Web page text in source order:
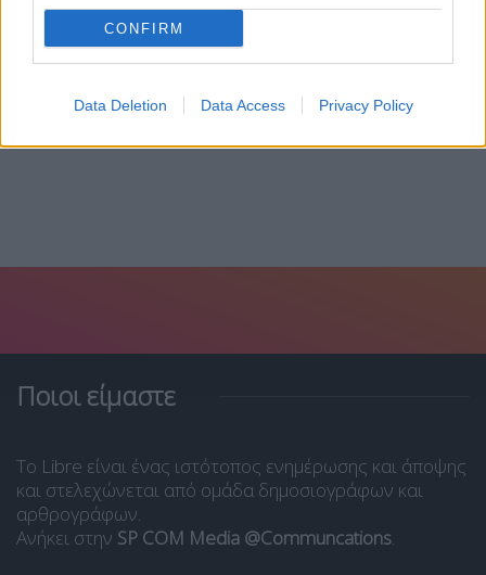
CONFIRM
Data Deletion Data Access Privacy Policy
Φωτιά στην Κρήνη Φαρσάλων, 112 για ετοιμότητα
6 Αυγούστου, 2026
Ποιοι είμαστε
Το Libre είναι ένας ιστότοπος ενημέρωσης και άποψης
και στελεχώνεται από ομάδα δημοσιογράφων και
αρθρογράφων.
Ανήκει στην SP COM Media @Communcations.